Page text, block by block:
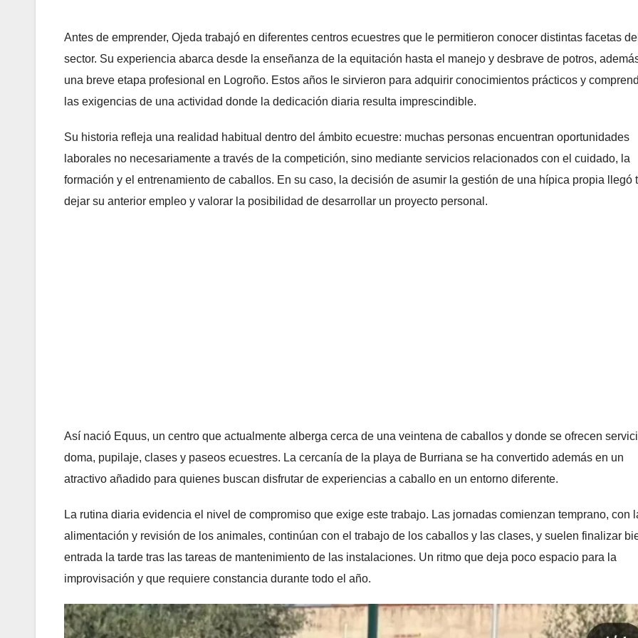
Antes de emprender, Ojeda trabajó en diferentes centros ecuestres que le permitieron conocer distintas facetas del
sector. Su experiencia abarca desde la enseñanza de la equitación hasta el manejo y desbrave de potros,
una breve etapa profesional en Logroño. Estos años le sirvieron para adquirir conocimientos prácticos y
las exigencias de una actividad donde la dedicación diaria resulta imprescindible.
Su historia refleja una realidad habitual dentro del ámbito ecuestre: muchas personas encuentran oportunidades
laborales no necesariamente a través de la competición, sino mediante servicios relacionados con el cuidado, la
formación y el entrenamiento de caballos. En su caso, la decisión de asumir la gestión de una hípica propia llegó
dejar su anterior empleo y valorar la posibilidad de desarrollar un proyecto personal.
Así nació Equus, un centro que actualmente alberga cerca de una veintena de caballos y donde se ofrecen
doma, pupilaje, clases y paseos ecuestres. La cercanía de la playa de Burriana se ha convertido además en un
atractivo añadido para quienes buscan disfrutar de experiencias a caballo en un entorno diferente.
La rutina diaria evidencia el nivel de compromiso que exige este trabajo. Las jornadas comienzan temprano, con
alimentación y revisión de los animales, continúan con el trabajo de los caballos y las clases, y suelen finalizar
entrada la tarde tras las tareas de mantenimiento de las instalaciones. Un ritmo que deja poco espacio para la
improvisación y que requiere constancia durante todo el año.